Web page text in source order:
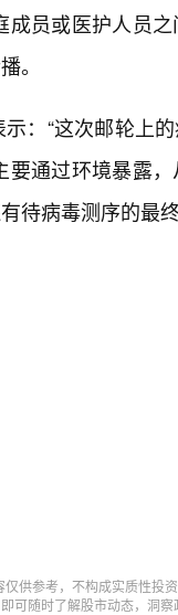
员或医护人员
。
：“这次邮轮上
通过环境暴露
待病毒测序的最
供参考，不构成实质性投
随时了解股市动态，洞察